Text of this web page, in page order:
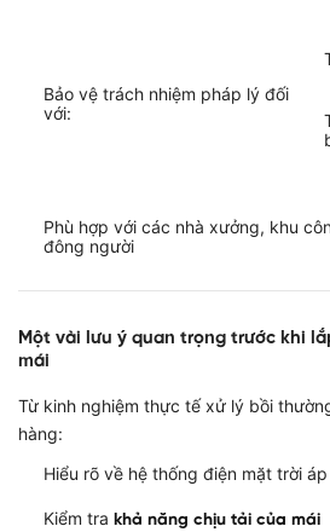
Bảo vệ trách nhiệm pháp lý đối
với:
Phù hợp với các nhà xưởng, khu
đông người
Một vài lưu ý quan trọng trước khi
mái
Từ kinh nghiệm thực tế xử lý bồi
hàng:
Hiểu rõ về hệ thống điện mặt trời
Kiểm tra khả năng chịu tải của mái